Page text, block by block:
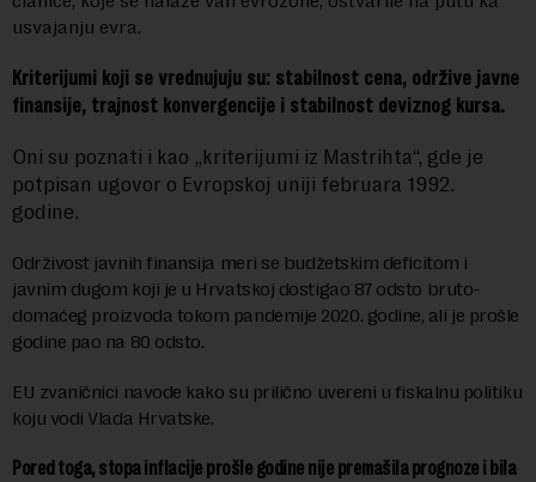
usvajanju evra.
Kriterijumi koji se vrednujuju su: stabilnost cena, održive javne
finansije, trajnost konvergencije i stabilnost deviznog kursa.
Oni su poznati i kao „kriterijumi iz Mastrihta“, gde je
potpisan ugovor o Evropskoj uniji februara 1992.
godine.
Održivost javnih finansija meri se budžetskim deficitom i
javnim dugom koji je u Hrvatskoj dostigao 87 odsto bruto-
domaćeg proizvoda tokom pandemije 2020. godine, ali je prošle
godine pao na 80 odsto.
EU zvaničnici navode kako su prilično uvereni u fiskalnu politiku
koju vodi Vlada Hrvatske.
Pored toga, stopa inflacije prošle godine nije premašila prognoze i bila